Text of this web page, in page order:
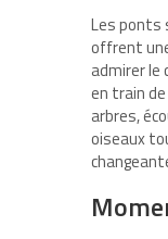
Les ponts
offrent
admirer le
en train de
arbres,
oiseaux